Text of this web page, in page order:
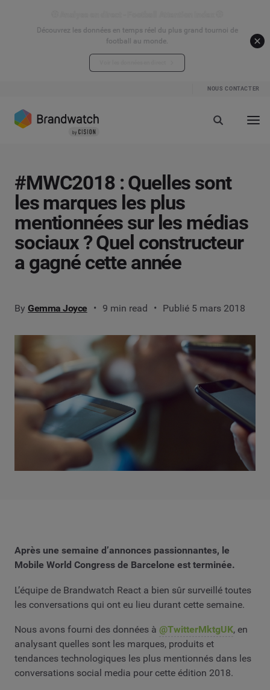
Découvrez les données en temps réel du plus grand tournoi de
football au monde.
NOUS CONTACTER
#MWC2018 : Quelles sont
les marques les plus
mentionnées sur les médias
sociaux ? Quel constructeur
a gagné cette année
By Gemma Joyce 9 min read Publié 5 mars 2018
Après une semaine d’annonces passionnantes, le
Mobile World Congress de Barcelone est terminée.
L’équipe de Brandwatch React a bien sûr surveillé toutes
les conversations qui ont eu lieu durant cette semaine.
Nous avons fourni des données à @TwitterMktgUK, en
analysant quelles sont les marques, produits et
tendances technologiques les plus mentionnés dans les
conversations social media pour cette édition 2018.